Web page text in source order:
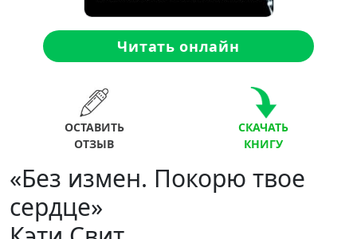
Читать онлайн
ОСТАВИТЬ
ОТЗЫВ
СКАЧАТЬ
КНИГУ
«Без измен. Покорю твое
сердце»